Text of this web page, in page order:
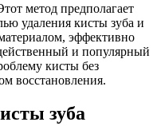
метод предполагает
удаления кисты зуба и
эффективно
и популярный
кисты без
восстановления.
зуба